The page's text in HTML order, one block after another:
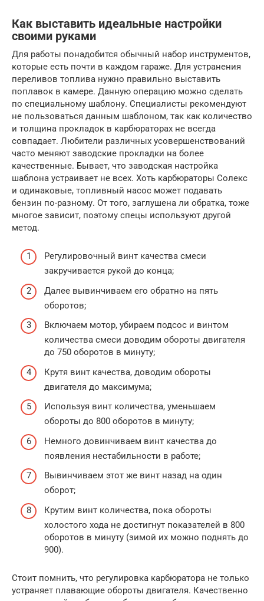
Как выставить идеальные настройки
своими руками
Для работы понадобится обычный набор инструментов,
которые есть почти в каждом гараже. Для устранения
переливов топлива нужно правильно выставить
поплавок в камере. Данную операцию можно сделать
по специальному шаблону. Специалисты рекомендуют
не пользоваться данным шаблоном, так как количество
и толщина прокладок в карбюраторах не всегда
совпадает. Любители различных усовершенствований
часто меняют заводские прокладки на более
качественные. Бывает, что заводская настройка
шаблона устраивает не всех. Хоть карбюраторы Солекс
и одинаковые, топливный насос может подавать
бензин по-разному. От того, заглушена ли обратка, тоже
многое зависит, поэтому спецы используют другой
метод.
Регулировочный винт качества смеси
закручивается рукой до конца;
Далее вывинчиваем его обратно на пять
оборотов;
Включаем мотор, убираем подсос и винтом
количества смеси доводим обороты двигателя
до 750 оборотов в минуту;
Крутя винт качества, доводим обороты
двигателя до максимума;
Используя винт количества, уменьшаем
обороты до 800 оборотов в минуту;
Немного довинчиваем винт качества до
появления нестабильности в работе;
Вывинчиваем этот же винт назад на один
оборот;
Крутим винт количества, пока обороты
холостого хода не достигнут показателей в 800
оборотов в минуту (зимой их можно поднять до
900).
Стоит помнить, что регулировка карбюратора не только
устраняет плавающие обороты двигателя. Качественно